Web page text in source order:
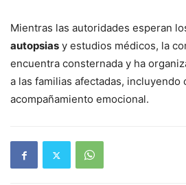
Mientras las autoridades esperan
autopsias y estudios médicos, la
encuentra consternada y ha
a las familias afectadas, incluyendo
acompañamiento emocional.